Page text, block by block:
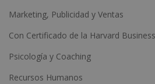
Marketing, Publicidad y Ventas
Con Certificado de la Harvard
Psicología y Coaching
Recursos Humanos